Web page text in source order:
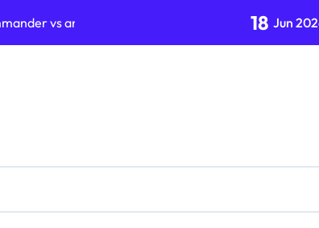
Spielerstrategien, Meta-Verschiebungen
zeitlich begrenzte Angebote, Spielerengagement
Community-Updates, offizielle Quellen
18 Jun